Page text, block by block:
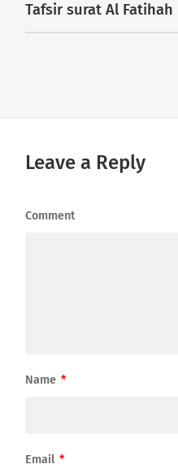
Tafsir surat Al Fatihah
Leave a Reply
Comment
Name *
Email *